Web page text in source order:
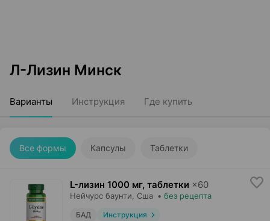
Л-Лизин Минск
Варианты Инструкция Где купить
Все формы Капсулы Таблетки
L-лизин 1000 мг, таблетки ×60
Нейчурс баунти , Сша • без рецепта
БАД Инструкция